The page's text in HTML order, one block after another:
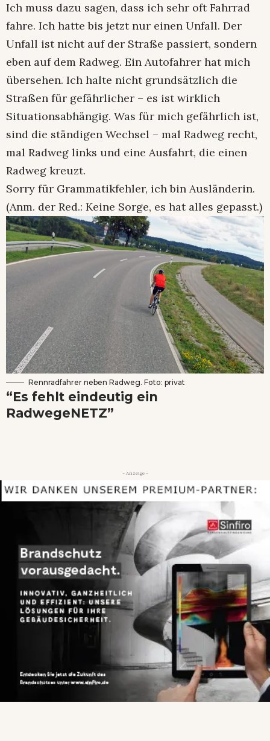
Ich muss dazu sagen, dass ich sehr oft Fahrrad
fahre. Ich hatte bis jetzt nur einen Unfall. Der
Unfall ist nicht auf der Straße passiert, sondern
eben auf dem Radweg. Ein Autofahrer hat mich
übersehen. Ich halte nicht grundsätzlich die
Straßen für gefährlicher – es ist wirklich
Situationsabhängig. Was für mich gefährlich ist,
sind die ständigen Wechsel – mal Radweg recht,
mal Radweg links und eine Ausfahrt, die einen
Radweg kreuzt.
Sorry für Grammatikfehler, ich bin Ausländerin.
(Anm. der Red.: Keine Sorge, es hat alles gepasst.)
Rennradfahrer neben Radweg. Foto: privat
“Es fehlt eindeutig ein
RadwegeNETZ”
- Anzeige -